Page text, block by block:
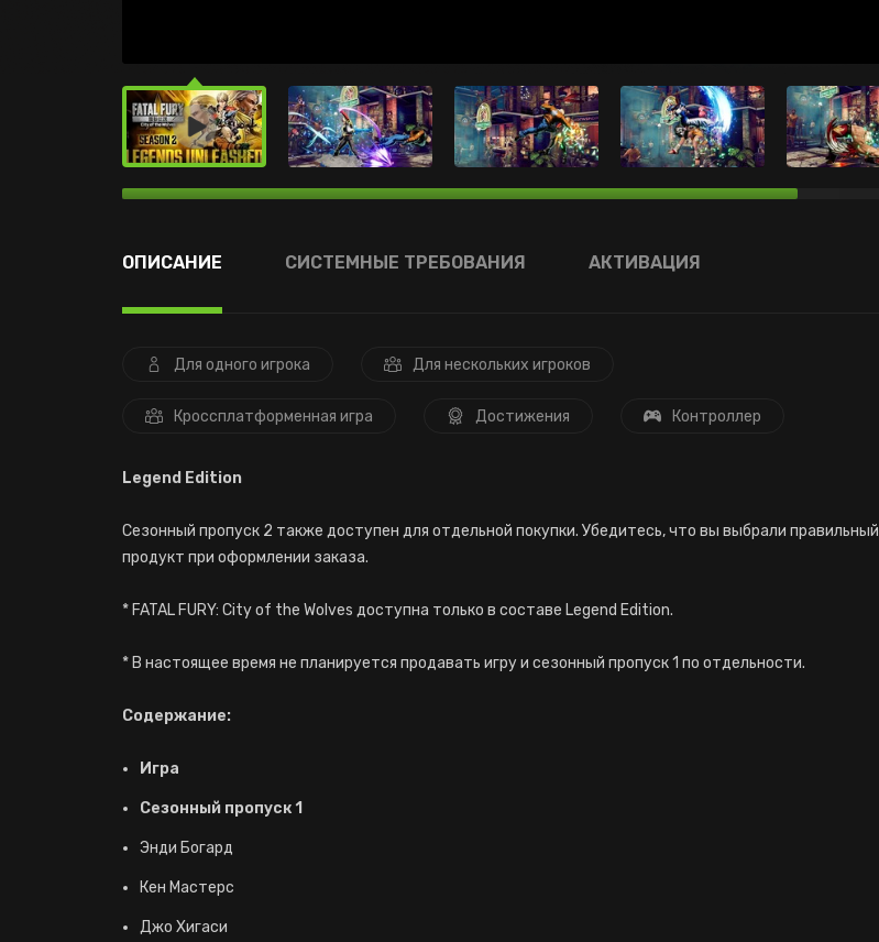
ОПИСАНИЕ СИСТЕМНЫЕ ТРЕБОВАНИЯ АКТИВАЦИЯ
Для одного игрока Для нескольких игроков
Кроссплатформенная игра Достижения Контроллер
Legend Edition
Сезонный пропуск 2 также доступен для отдельной покупки. Убедитесь, что вы выбрали правильный
продукт при оформлении заказа.
* FATAL FURY: City of the Wolves доступна только в составе Legend Edition.
* В настоящее время не планируется продавать игру и сезонный пропуск 1 по отдельности.
Содержание:
Игра
Сезонный пропуск 1
Энди Богард
Кен Мастерс
Джо Хигаси